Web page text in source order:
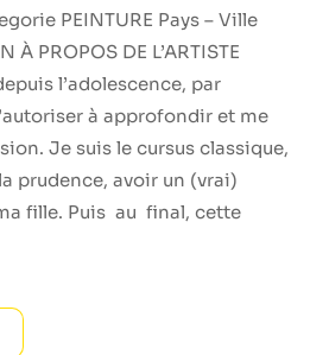
PEINTURE Pays – Ville
À PROPOS DE L’ARTISTE
l’adolescence, par
à approfondir et me
Je suis le cursus classique,
prudence, avoir un (vrai)
fille. Puis au final, cette